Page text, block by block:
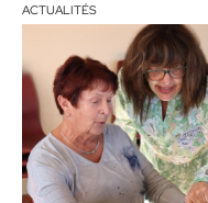
ACTUALITÉS